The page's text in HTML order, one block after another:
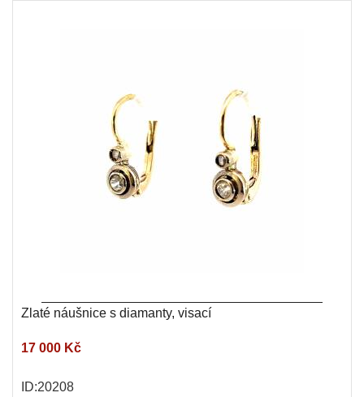
Zlaté náušnice s diamanty, visací
17 000 Kč
ID:20208